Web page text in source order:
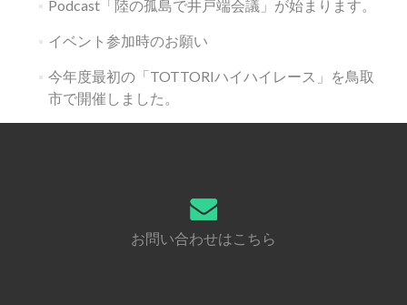
Podcast「陸の孤島で井戸端会議」が始まります。
イベント参加時のお願い
今年度最初の「TOTTORIハイハイレース」を鳥取
市で開催しました。
お問い合わせはこちら